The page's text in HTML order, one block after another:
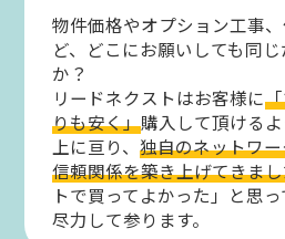
物件価格やオプション工事
ど、どこにお願いしても同
か？
リードネクストはお客様に
りも安く」購入して頂ける
上に亘り、独自のネットワ
信頼関係を築き上げてきま
トで買ってよかった」と思
尽力して参ります。